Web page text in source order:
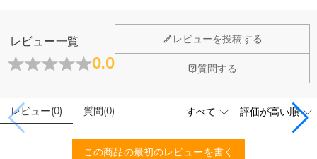
レビュー一覧
0.0
レビューを投稿する
質問する
レビュー(0) 質問(0)
この商品の最初のレビューを書く
ホーム＆雑貨
大量注文の制作は承っておりますか？
はい、対応可能です。ご希望の数量、デザイン、文字内容、ご
いたします。お気軽にお問い合わせください。
ードする画像に要求や制限等はありますか？
商品のベスト効果のために、お写真を選ぶ際に可能な限り最高
配送＆返品について